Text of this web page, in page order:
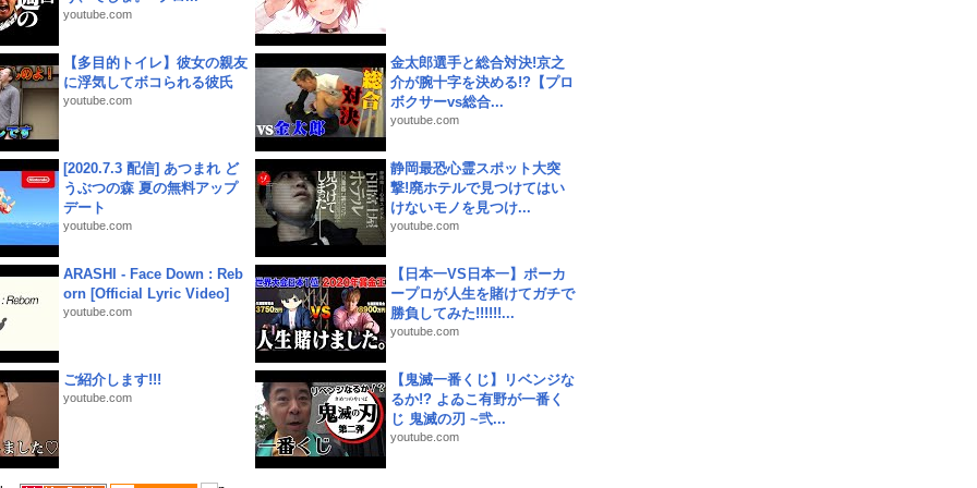
youtube.com
【多目的トイレ】彼女の親友
に浮気してボコられる彼氏
youtube.com
金太郎選手と総合対決!京之
介が腕十字を決める!?【プロ
ボクサーvs総合...
youtube.com
[2020.7.3 配信] あつまれ ど
うぶつの森 夏の無料アップ
デート
youtube.com
静岡最恐心霊スポット大突
撃!廃ホテルで見つけてはい
けないモノを見つけ...
youtube.com
ARASHI - Face Down : Reb
orn [Official Lyric Video]
youtube.com
【日本一VS日本一】ポーカ
ープロが人生を賭けてガチで
勝負してみた!!!!!!...
youtube.com
ご紹介します!!!
youtube.com
【鬼滅一番くじ】リベンジな
るか!? よゐこ有野が一番く
じ 鬼滅の刃 ~弐...
youtube.com